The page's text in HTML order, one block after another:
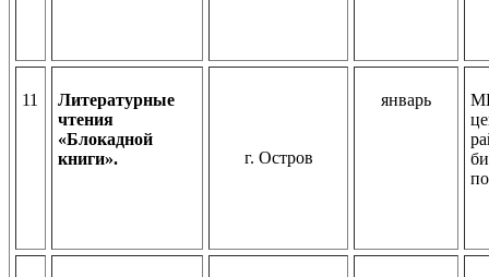
11
Литературные
чтения
«Блокадной
книги».
г. Остров
январь